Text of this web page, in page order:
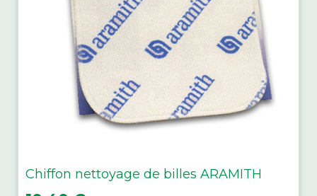
Chiffon nettoyage de billes ARAMITH